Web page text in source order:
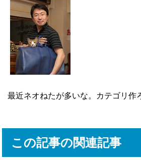
最近ネオねたが多いな。カテゴリ作
この記事の関連記事